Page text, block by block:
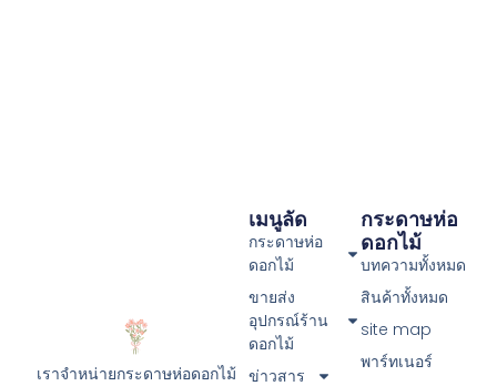
เราจำหน่ายกระดาษห่อดอกไม้
กระดาษห่อ
ดอกไม้
บทความทั้งหมด
สินค้าทั้งหมด
site map
พาร์ทเนอร์
เมนูลัด
กระดาษห่อ
ดอกไม้
ขายส่ง
อุปกรณ์ร้าน
ดอกไม้
ข่าวสาร